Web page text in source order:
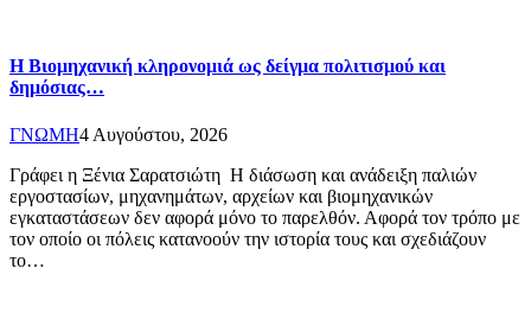
Η Βιομηχανική κληρονομιά ως δείγμα πολιτισμού και
δημόσιας…
ΓΝΩΜΗ4 Αυγούστου, 2026
Γράφει η Ξένια Σαρατσιώτη Η διάσωση και ανάδειξη παλιών
εργοστασίων, μηχανημάτων, αρχείων και βιομηχανικών
εγκαταστάσεων δεν αφορά μόνο το παρελθόν. Αφορά τον τρόπο με
τον οποίο οι πόλεις κατανοούν την ιστορία τους και σχεδιάζουν
το…